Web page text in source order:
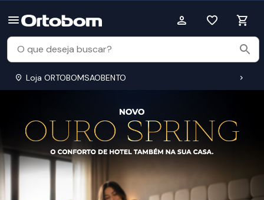
Loja ORTOBOMSAOBENTO